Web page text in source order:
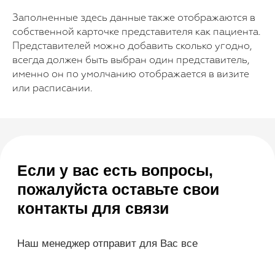
Заполненные здесь данные также отображаются в
собственной карточке представителя как пациента.
Представителей можно добавить сколько угодно,
всегда должен быть выбран один представитель,
именно он по умолчанию отображается в визите
или расписании.
Я согласенполучать рассылку
Отправить заявку
85 медициеских центрах. Ответит
на все ваши вопросы.